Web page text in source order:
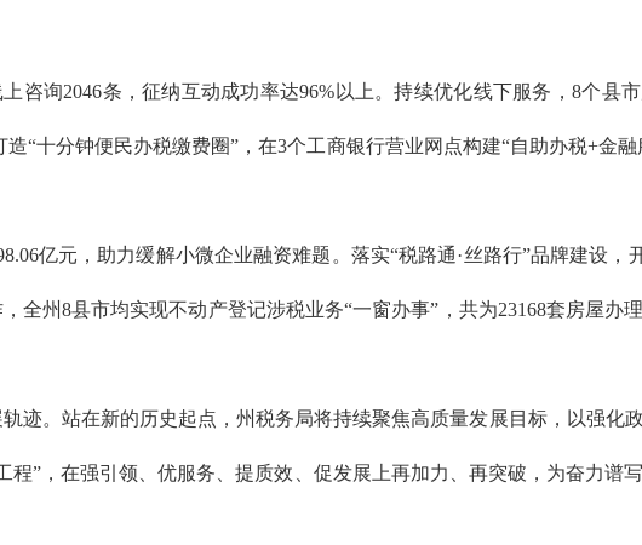
询2046条，征纳互动成功率达96%以上。持续优化线下服务，8个县
“十分钟便民办税缴费圈”，在3个工商银行营业网点构建“自助办税+金融
亿元，助力缓解小微企业融资难题。落实“税路通·丝路行”品牌建设，
全州8县市均实现不动产登记涉税业务“一窗办事”，共为23168套房屋办
。站在新的历史起点，州税务局将持续聚焦高质量发展目标，以强化政
”，在强引领、优服务、提质效、促发展上再加力、再突破，为奋力谱